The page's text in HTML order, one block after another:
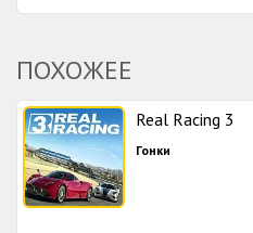
ПОХОЖЕЕ
Real Racing 3
Гонки